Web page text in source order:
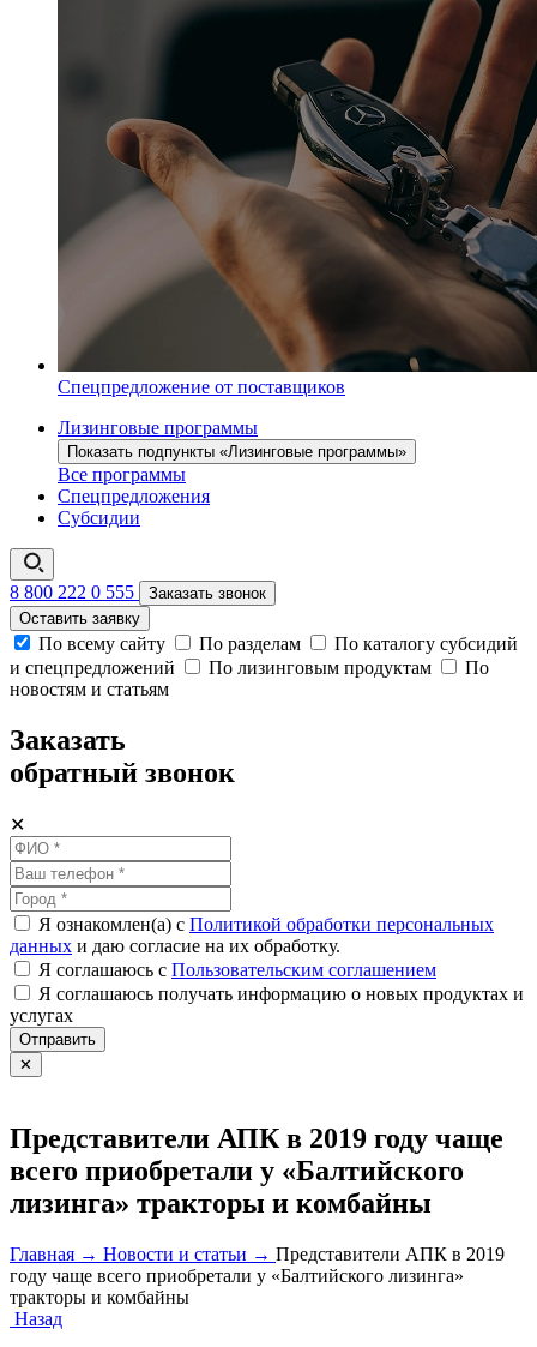
Спецпредложение от поставщиков
Лизинговые программы
Показать подпункты «Лизинговые программы»
Все программы
Спецпредложения
Субсидии
8 800 222 0 555
Заказать звонок
Оставить заявку
По всему сайту По разделам
По каталогу субсидий
и спецпредложений
По лизинговым продуктам
По
новостям и статьям
Заказать
обратный звонок
✕
Я ознакомлен(а) с Политикой обработки персональных
данных и даю согласие на их обработку.
Я соглашаюсь c Пользовательским соглашением
Я соглашаюсь получать информацию о новых продуктах и
услугах
Отправить
✕
Представители АПК в 2019 году чаще
всего приобретали у «Балтийского
лизинга» тракторы и комбайны
Главная → Новости и статьи → Представители АПК в 2019
году чаще всего приобретали у «Балтийского лизинга»
тракторы и комбайны
Назад